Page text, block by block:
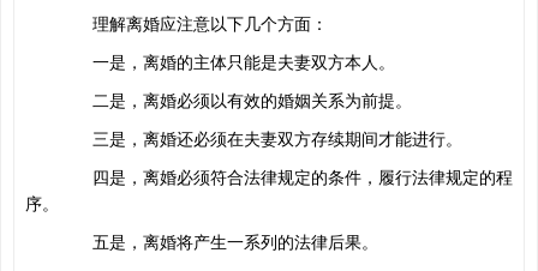
理解离婚应注意以下几个方面：
一是，离婚的主体只能是夫妻双方本人。
二是，离婚必须以有效的婚姻关系为前提。
三是，离婚还必须在夫妻双方存续期间才能进行。
四是，离婚必须符合法律规定的条件，履行法律规定的程
序。
五是，离婚将产生一系列的法律后果。